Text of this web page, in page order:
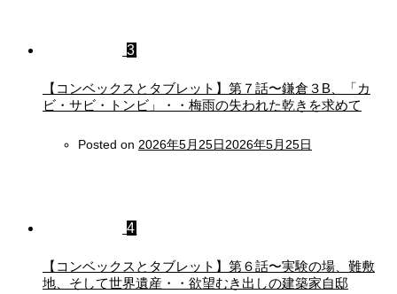
3
【コンベックスとタブレット】第７話〜鎌倉３B、「カ
ビ・サビ・トンビ」・・梅雨の失われた乾きを求めて
Posted on 2026年5月25日2026年5月25日
4
【コンベックスとタブレット】第６話〜実験の場、難敷
地、そして世界遺産・・欲望むき出しの建築家自邸